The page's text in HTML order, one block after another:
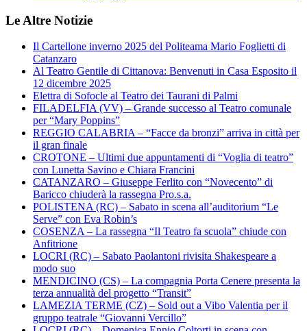
Le Altre Notizie
Il Cartellone inverno 2025 del Politeama Mario Foglietti di
Catanzaro
Al Teatro Gentile di Cittanova: Benvenuti in Casa Esposito il
12 dicembre 2025
Elettra di Sofocle al Teatro dei Taurani di Palmi
FILADELFIA (VV) – Grande successo al Teatro comunale
per “Mary Poppins”
REGGIO CALABRIA – “Facce da bronzi” arriva in città per
il gran finale
CROTONE – Ultimi due appuntamenti di “Voglia di teatro”
con Lunetta Savino e Chiara Francini
CATANZARO – Giuseppe Ferlito con “Novecento” di
Baricco chiuderà la rassegna Pro.s.a.
POLISTENA (RC) – Sabato in scena all’auditorium “Le
Serve” con Eva Robin’s
COSENZA – La rassegna “Il Teatro fa scuola” chiude con
Anfitrione
LOCRI (RC) – Sabato Paolantoni rivisita Shakespeare a
modo suo
MENDICINO (CS) – La compagnia Porta Cenere presenta la
terza annualità del progetto “Transit”
LAMEZIA TERME (CZ) – Sold out a Vibo Valentia per il
gruppo teatrale “Giovanni Vercillo”